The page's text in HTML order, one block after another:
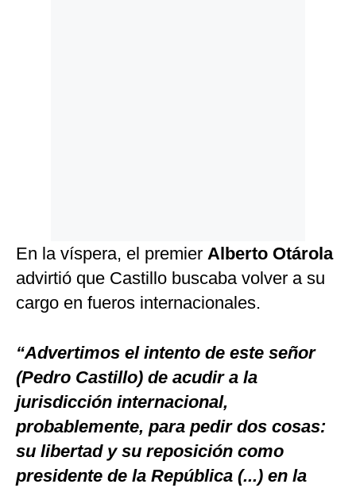
En la víspera, el premier Alberto Otárola
advirtió que Castillo buscaba volver a su
cargo en fueros internacionales.
“Advertimos el intento de este señor
(Pedro Castillo) de acudir a la
jurisdicción internacional,
probablemente, para pedir dos cosas:
su libertad y su reposición como
presidente de la República (...) en la